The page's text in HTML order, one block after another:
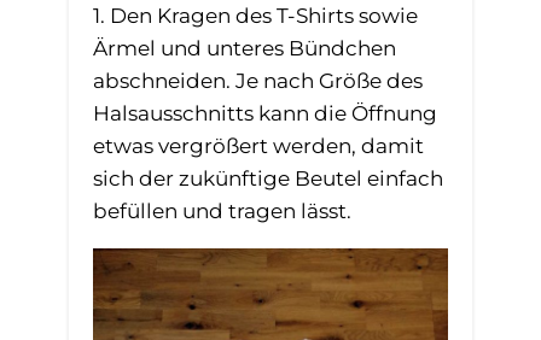
1. Den Kragen des T-Shirts sowie
Ärmel und unteres Bündchen
abschneiden. Je nach Größe des
Halsausschnitts kann die Öffnung
etwas vergrößert werden, damit
sich der zukünftige Beutel einfach
befüllen und tragen lässt.